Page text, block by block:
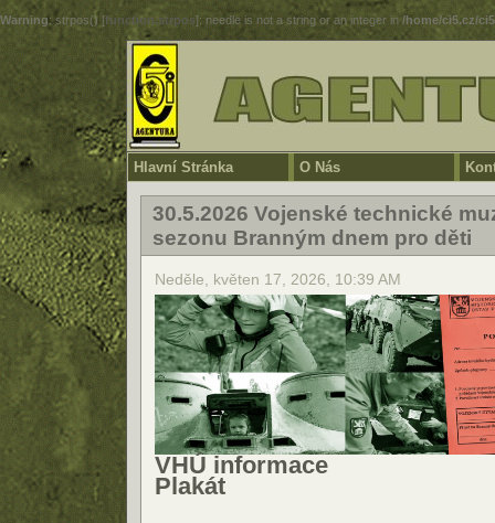
Warning: strpos() [function.strpos]: needle is not a string or an integer in/home/ci5.cz/
Hlavní Stránka O Nás
30.5.2026 Vojenské technické
sezonu Branným dnem pro děti
Neděle, květen 17, 2026, 10:39 AM
VHÚ informace
Plakát